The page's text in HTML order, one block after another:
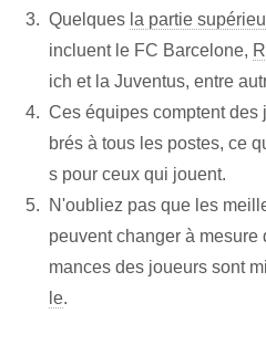
Quelques la partie
incluent le FC Barcelone,
ich et la Juventus,⁤ entre
Ces équipes comptent des
brés à tous les postes, ce
s pour ceux qui jouent.
N'oubliez pas que les
peuvent changer à mesure
mances des joueurs sont
le.